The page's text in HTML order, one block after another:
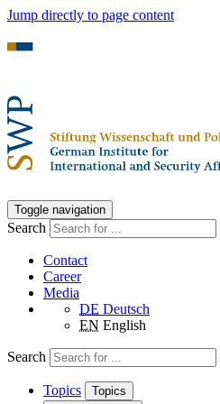
Jump directly to page content
Toggle navigation
Search
Contact
Career
Media
DE Deutsch
EN English
Search
Topics
Topics